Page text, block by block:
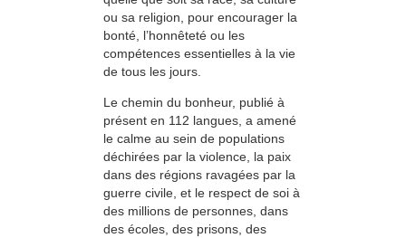
ou sa religion, pour encourager la
bonté, l’honnêteté ou les
compétences essentielles à la vie
de tous les jours.
Le chemin du bonheur, publié à
présent en 112 langues, a amené
le calme au sein de populations
déchirées par la violence, la paix
dans des régions ravagées par la
guerre civile, et le respect de soi à
des millions de personnes, dans
des écoles, des prisons, des